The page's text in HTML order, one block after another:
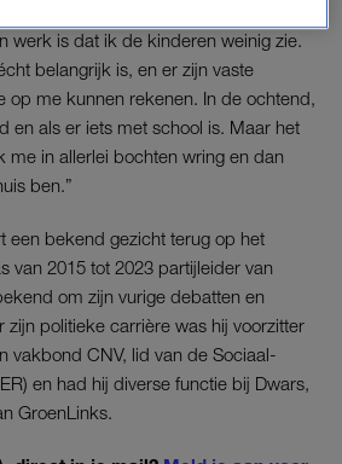
werk is dat ik de kinderen weinig zie.
belangrijk is, en er zijn vaste
op me kunnen rekenen. In de ochtend,
en als er iets met school is. Maar het
me in allerlei bochten wring en dan
ben.”
een bekend gezicht terug op het
van 2015 tot 2023 partijleider van
om zijn vurige debatten en
zijn politieke carrière was hij voorzitter
vakbond CNV, lid van de Sociaal-
en had hij diverse functie bij Dwars,
GroenLinks.